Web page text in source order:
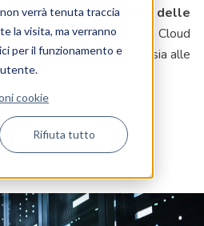
verrà tenuta traccia
la visita, ma verranno
per il funzionamento e
cookie
Rifiuta tutto
center con il massimo delle
. Grazie alla nostra Cloud
sia ai nostri servizi cloud, sia alle